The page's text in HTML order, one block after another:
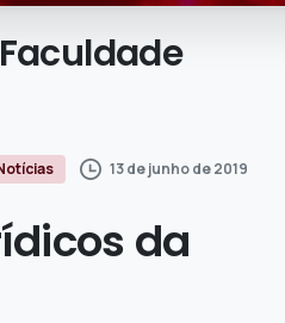
Faculdade
13 de junho de 2019
da